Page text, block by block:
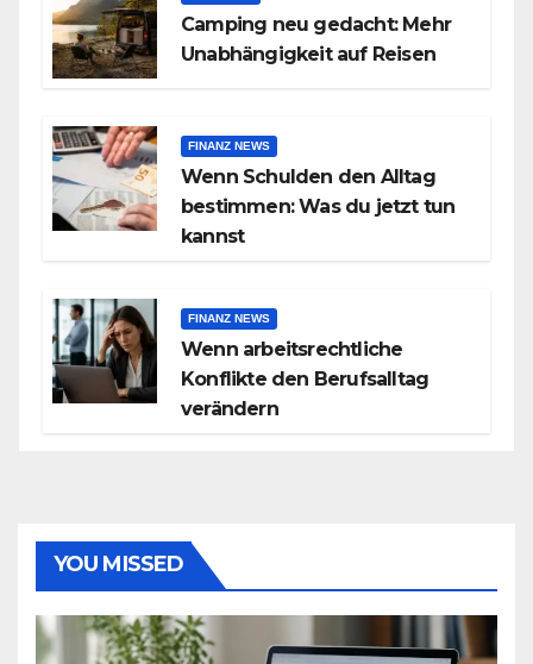
Camping neu gedacht: Mehr
Unabhängigkeit auf Reisen
FINANZ NEWS
Wenn Schulden den Alltag
bestimmen: Was du jetzt tun
kannst
FINANZ NEWS
Wenn arbeitsrechtliche
Konflikte den Berufsalltag
verändern
YOU MISSED